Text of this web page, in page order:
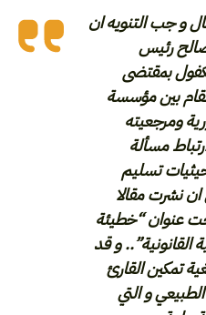
و جب التنويه ان
رئيس
بمقتضى
بين مؤسسة
ومرجعيته
مسألة
تسليم
نشرت مقالا
عنوان “خطيئة
القانونية”.. و قد
تمكين القارئ
و التي